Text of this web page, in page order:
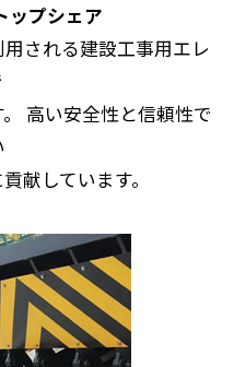
ップシェア
される建設工事用エレ
高い安全性と信頼性で
献しています。